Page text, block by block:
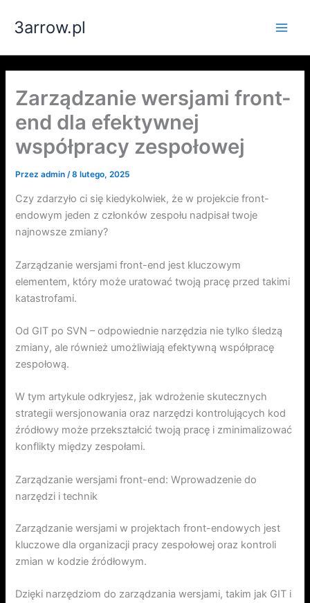
3arrow.pl
Zarządzanie wersjami front-
end dla efektywnej
współpracy zespołowej
Przezadmin /8 lutego, 2025
Czy zdarzyło ci się kiedykolwiek, że w projekcie front-
endowym jeden z członków zespołu nadpisał twoje
najnowsze zmiany?
Zarządzanie wersjami front-end jest kluczowym
elementem, który może uratować twoją pracę przed takimi
katastrofami.
Od GIT po SVN – odpowiednie narzędzia nie tylko śledzą
zmiany, ale również umożliwiają efektywną współpracę
zespołową.
W tym artykule odkryjesz, jak wdrożenie skutecznych
strategii wersjonowania oraz narzędzi kontrolujących kod
źródłowy może przekształcić twoją pracę i zminimalizować
konflikty między zespołami.
Zarządzanie wersjami front-end: Wprowadzenie do
narzędzi i technik
Zarządzanie wersjami w projektach front-endowych jest
kluczowe dla organizacji pracy zespołowej oraz kontroli
zmian w kodzie źródłowym.
Dzięki narzędziom do zarządzania wersjami, takim jak GIT i